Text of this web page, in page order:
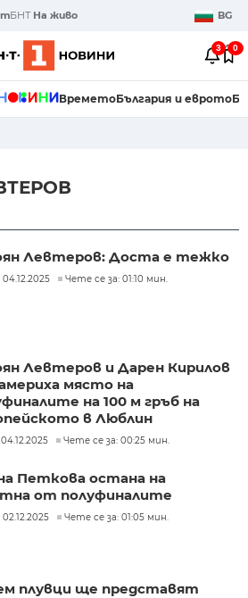
БНТ На живо BG
3 0
ВреметоБългария и еврото
Левтеров: Доста е тежко
04.12.2025 Чете се за: 01:10 мин.
Левтеров и Дарен Кирилов
място на
на 100 м гръб на
в Люблин
04.12.2025 Чете се за: 00:25 мин.
Петкова остана на
от полуфиналите
02.12.2025 Чете се за: 01:05 мин.
плувци ще представят